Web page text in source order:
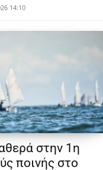
14:10
στην 1η
ποινής στο